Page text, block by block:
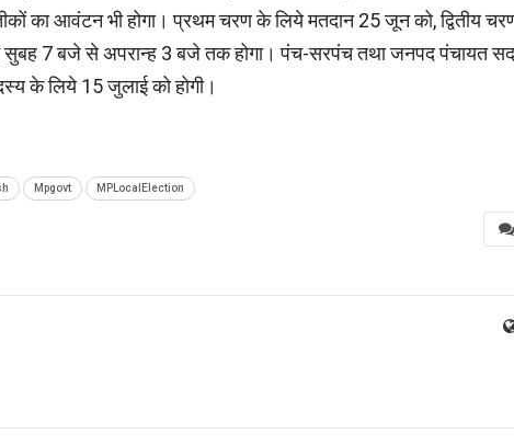
का आवंटन भी होगा। प्रथम चरण के लिये मतदान 25 जून को, द्वितीय
7 बजे से अपरान्ह 3 बजे तक होगा। पंच-सरपंच तथा जनपद पंचायत
के लिये 15 जुलाई को होगी।
Mpgovt MPLocalElection